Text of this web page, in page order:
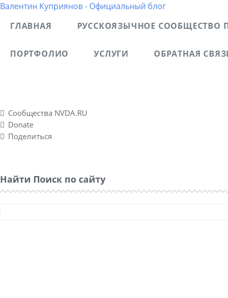
Валентин Куприянов - Официальный блог
ГЛАВНАЯ
РУССКОЯЗЫЧНОЕ СООБЩЕСТВО
ПОРТФОЛИО УСЛУГИ
ОБРАТНАЯ
Сообщества NVDA.RU
Donate
Поделиться
Найти Поиск по сайту